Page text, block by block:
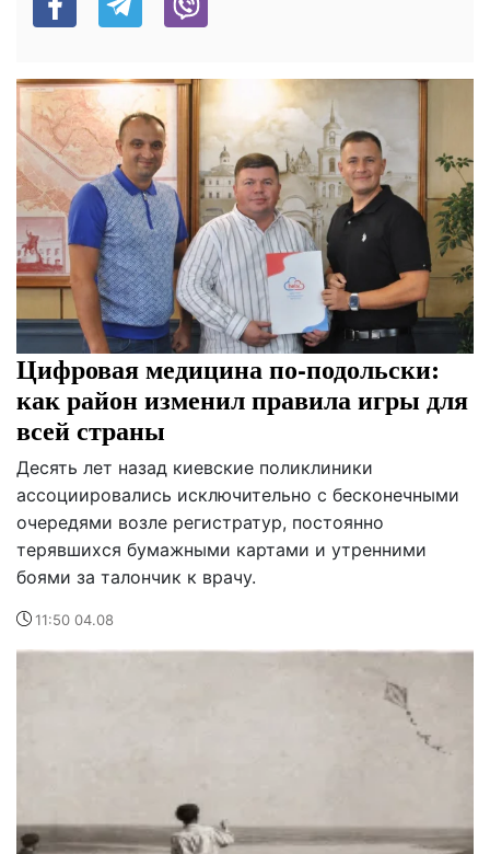
Цифровая медицина по-подольски:
как район изменил правила игры для
всей страны
Десять лет назад киевские поликлиники
ассоциировались исключительно с бесконечными
очередями возле регистратур, постоянно
терявшихся бумажными картами и утренними
боями за талончик к врачу.
11:50 04.08